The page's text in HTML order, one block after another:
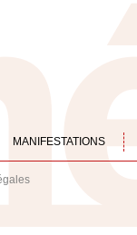
MANIFESTATIONS